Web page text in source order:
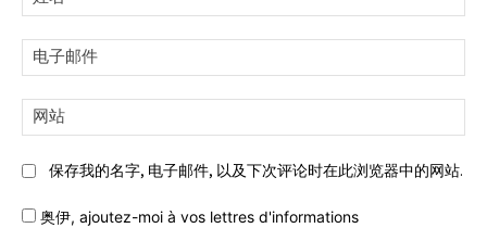
名
子
邮
站:
保存我的名字, 电子邮件, 以及下次评论时在此浏览器中的网站.
奥伊, ajoutez-moi à vos lettres d'informations